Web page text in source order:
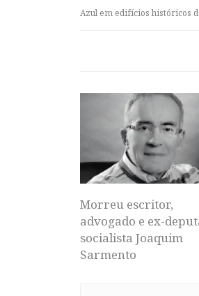
Azul em edifícios históricos
Morreu escritor,
advogado e ex-
socialista Joaquim
Sarmento